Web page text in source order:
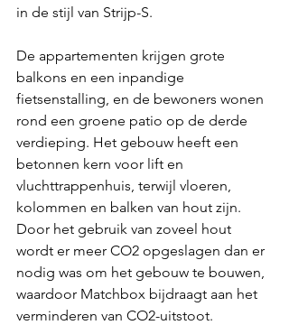
in de stijl van Strijp-S.
De appartementen krijgen grote
balkons en een inpandige
fietsenstalling, en de bewoners wonen
rond een groene patio op de derde
verdieping. Het gebouw heeft een
betonnen kern voor lift en
vluchttrappenhuis, terwijl vloeren,
kolommen en balken van hout zijn.
Door het gebruik van zoveel hout
wordt er meer CO2 opgeslagen dan er
nodig was om het gebouw te bouwen,
waardoor Matchbox bijdraagt aan het
verminderen van CO2-uitstoot.